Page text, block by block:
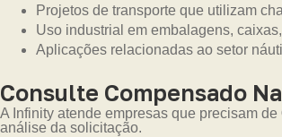
Projetos de transporte que utilizam
Uso industrial em embalagens,
Aplicações relacionadas ao setor
Consulte Compensado
A Infinity atende empresas que precisam de
análise da solicitação.